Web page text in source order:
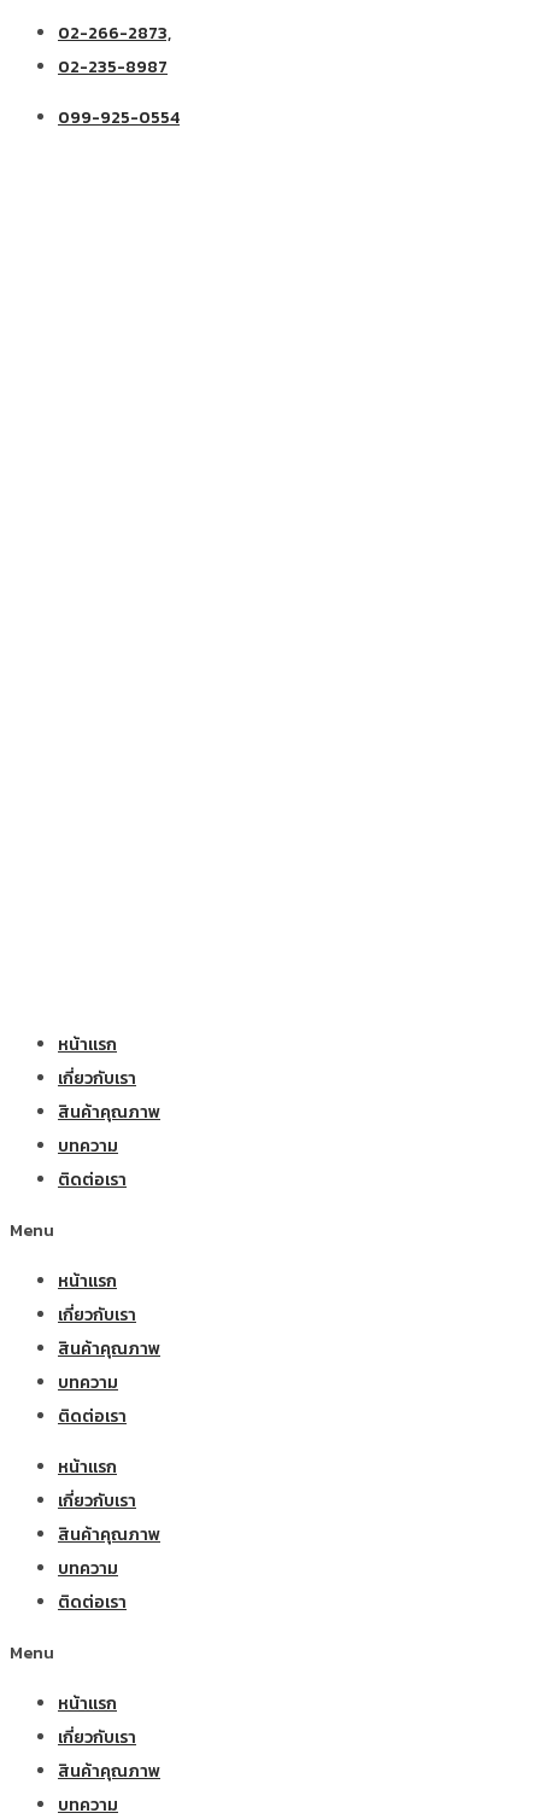
02-266-2873,
02-235-8987
099-925-0554
หน้าแรก
เกี่ยวกับเรา
สินค้าคุณภาพ
บทความ
ติดต่อเรา
Menu
หน้าแรก
เกี่ยวกับเรา
สินค้าคุณภาพ
บทความ
ติดต่อเรา
หน้าแรก
เกี่ยวกับเรา
สินค้าคุณภาพ
บทความ
ติดต่อเรา
Menu
หน้าแรก
เกี่ยวกับเรา
สินค้าคุณภาพ
บทความ